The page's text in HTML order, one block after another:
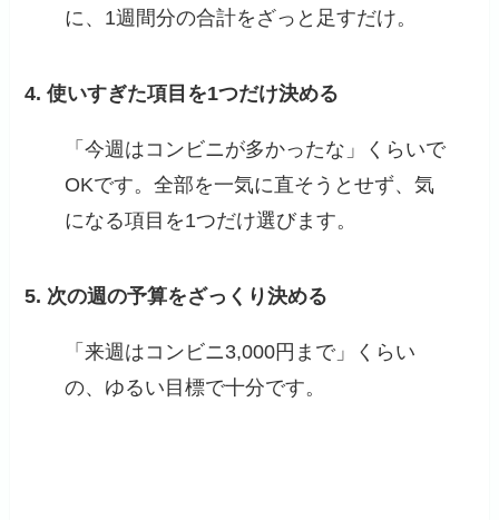
に、1週間分の合計をざっと足すだけ。
4. 使いすぎた項目を1つだけ決める
「今週はコンビニが多かったな」くらいで
OKです。全部を一気に直そうとせず、気
になる項目を1つだけ選びます。
5. 次の週の予算をざっくり決める
「来週はコンビニ3,000円まで」くらい
の、ゆるい目標で十分です。